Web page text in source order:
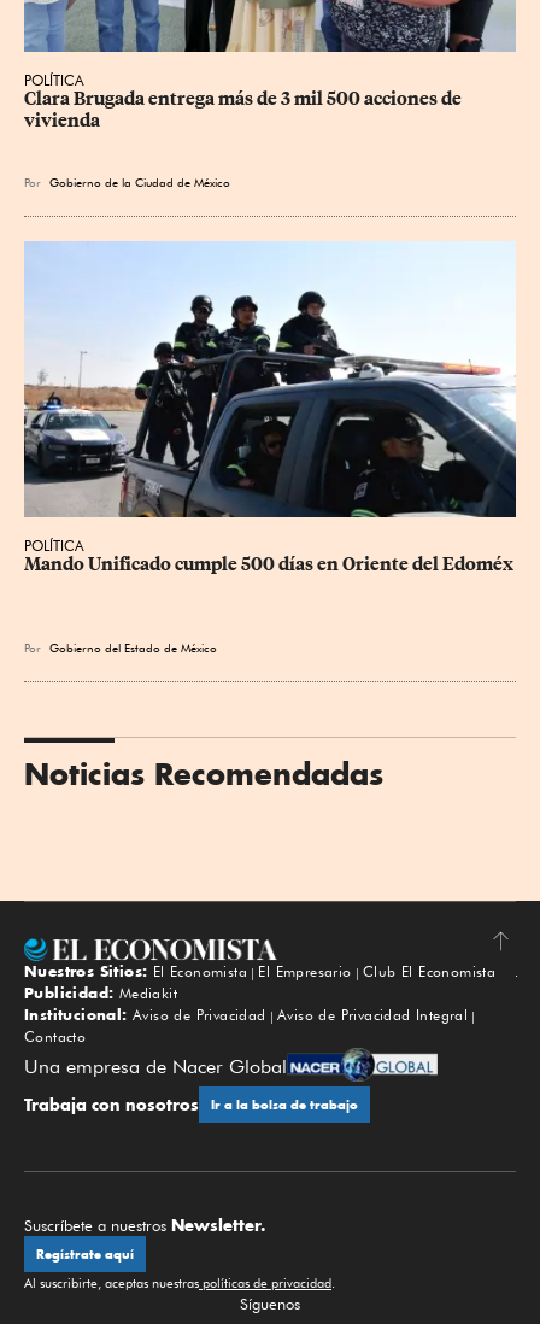
POLÍTICA
Clara Brugada entrega más de 3 mil 500 acciones de
vivienda
Por Gobierno de la Ciudad de México
POLÍTICA
Mando Unificado cumple 500 días en Oriente del Edoméx
Por Gobierno del Estado de México
Noticias Recomendadas
Subir
Nuestros Sitios: El Economista El Empresario
Club El Economista
Publicidad: Mediakit
Institucional: Aviso de Privacidad
Aviso de Privacidad Integral
Contacto
Una empresa de Nacer Global
Trabaja con nosotros Ir a la bolsa de trabajo
Suscríbete a nuestros Newsletter.
Regístrate aquí
Al suscribirte, aceptas nuestras políticas de privacidad
Síguenos